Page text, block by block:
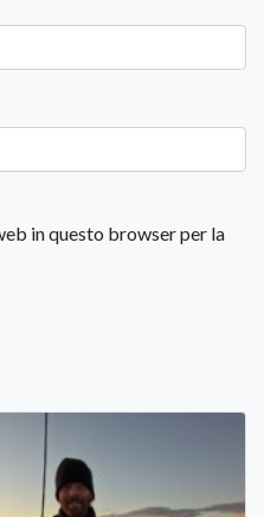
in questo browser per la